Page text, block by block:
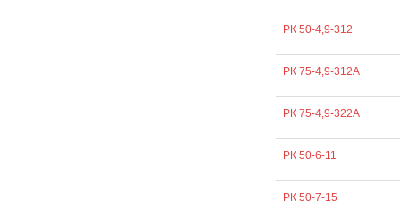
РК 50-4,9-312
РК 75-4,9-312А
РК 75-4,9-322А
РК 50-6-11
РК 50-7-15